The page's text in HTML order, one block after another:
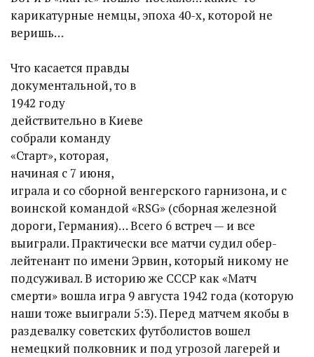
карикатурные немцы, эпоха 40-х, которой не
веришь…
Что касается правды
документальной, то в
1942 году
действительно в Киеве
собрали команду
«Старт», которая,
начиная с 7 июня,
играла и со сборной венгерского гарнизона, и с
воинской командой «RSG» (сборная железной
дороги, Германия)… Всего 6 встреч — и все
выиграли. Практически все матчи судил обер-
лейтенант по имени Эрвин, который никому не
подсуживал. В историю же СССР как «Матч
смерти» вошла игра 9 августа 1942 года (которую
наши тоже выиграли 5:3). Перед матчем якобы в
раздевалку советских футболистов вошел
немецкий полковник и под угрозой лагерей и